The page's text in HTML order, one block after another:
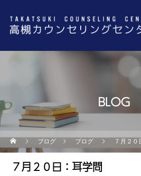
BLOG
ブログ ブログ ７月２０
７月２０日：耳学問